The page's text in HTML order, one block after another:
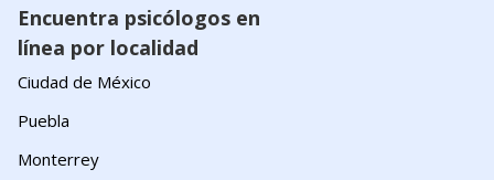
Encuentra psicólogos en
línea por localidad
Ciudad de México
Puebla
Monterrey